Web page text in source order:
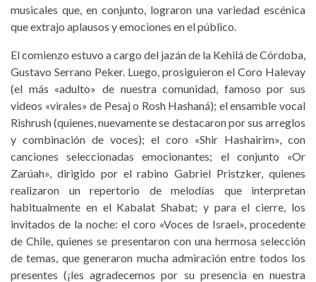
musicales que, en conjunto, lograron una variedad escénica
que extrajo aplausos y emociones en el público.
El comienzo estuvo a cargo del jazán de la Kehilá de Córdoba,
Gustavo Serrano Peker. Luego, prosiguieron el Coro Halevay
(el más «adulto» de nuestra comunidad, famoso por sus
videos «virales» de Pesaj o Rosh Hashaná); el ensamble vocal
Rishrush (quienes, nuevamente se destacaron por sus arreglos
y combinación de voces); el coro «Shir Hashairim», con
canciones seleccionadas emocionantes; el conjunto «Or
Zarúah», dirigido por el rabino Gabriel Pristzker, quienes
realizaron un repertorio de melodías que interpretan
habitualmente en el Kabalat Shabat; y para el cierre, los
invitados de la noche: el coro «Voces de Israel», procedente
de Chile, quienes se presentaron con una hermosa selección
de temas, que generaron mucha admiración entre todos los
presentes (¡les agradecemos por su presencia en nuestra